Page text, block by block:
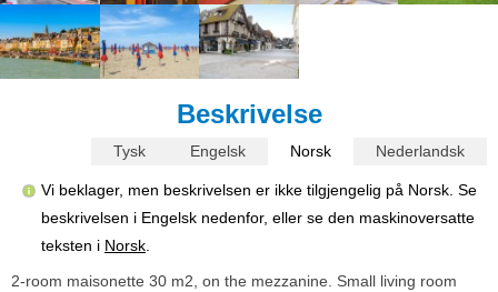
Beskrivelse
Tysk Engelsk Norsk Nederlandsk
Vi beklager, men beskrivelsen er ikke tilgjengelig på Norsk. Se
beskrivelsen i Engelsk nedenfor, eller se den maskinoversatte
teksten i Norsk.
2-room maisonette 30 m2, on the mezzanine. Small living room